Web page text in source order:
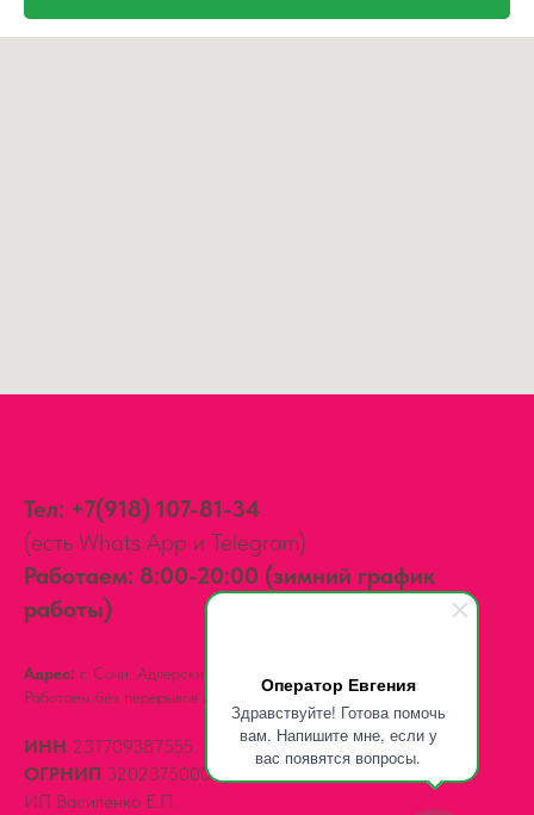
Оператор Евгения
Здравствуйте! Готова помочь
вам. Напишите мне, если у
вас появятся вопросы.
Тел: +7(918) 107-81-34
(есть Whats App и Telegram)
Работаем: 8:00-20:00 (зимний график
работы)
Адрес: г. Сочи, Адлерский район,
Работаем без перерывов и выходных.
ИНН 231709387555
ОГРНИП 320237500061539
ИП Василенко Е.П.